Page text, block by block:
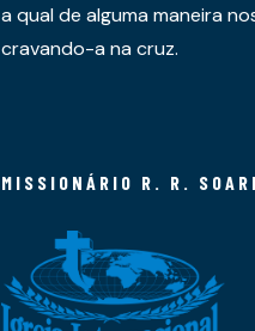
a qual de alguma maneira
cravando-a na cruz.
MISSIONÁRIO R. R.